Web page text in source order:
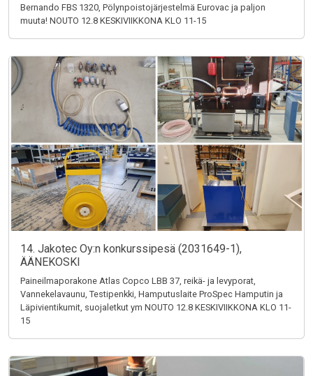
Bernando FBS 1320, Pölynpoistojärjestelmä Eurovac ja paljon
muuta! NOUTO 12.8 KESKIVIIKKONA KLO 11-15
14. Jakotec Oy:n konkurssipesä (2031649-1),
ÄÄNEKOSKI
Paineilmaporakone Atlas Copco LBB 37, reikä- ja levyporat,
Vannekelavaunu, Testipenkki, Hamputuslaite ProSpec Hamputin ja
Läpivientikumit, suojaletkut ym NOUTO 12.8 KESKIVIIKKONA KLO 11-
15